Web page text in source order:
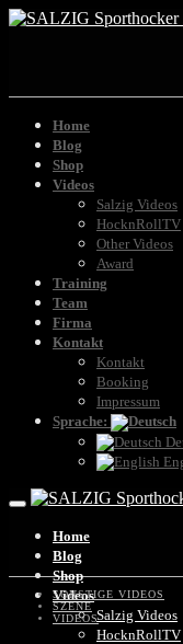
Home
Blog
Shop
Videos
Salzig Videos
HocknRollTV
Other Videos
Award
Training
Team
Firma
Kontakt
Kontakt
Booking
Impressum
Sprache:
Home
Blog
Shop
Videos
Salzig Videos
HocknRollTV
SONSTIGE VIDEOS
SZENE
VIDEOS